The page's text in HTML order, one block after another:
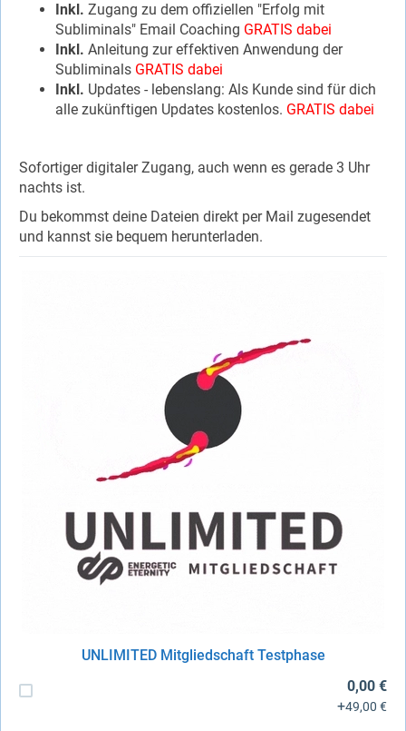
Inkl. Zugang zu dem offiziellen "Erfolg mit
Subliminals" Email Coaching GRATIS dabei
Inkl. Anleitung zur effektiven Anwendung der
Subliminals GRATIS dabei
Inkl. Updates - lebenslang: Als Kunde sind für dich
alle zukünftigen Updates kostenlos. GRATIS dabei
Sofortiger digitaler Zugang, auch wenn es gerade 3 Uhr
nachts ist.
Du bekommst deine Dateien direkt per Mail zugesendet
und kannst sie bequem herunterladen.
UNLIMITED Mitgliedschaft Testphase
0,00 €
+49,00 €